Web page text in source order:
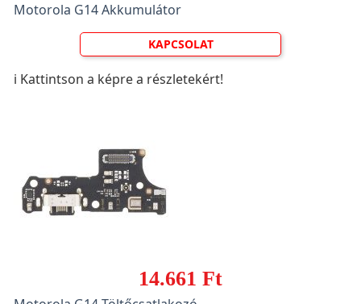
Motorola G14 Akkumulátor
KAPCSOLAT
ℹ️ Kattintson a képre a részletekért!
14.661 Ft